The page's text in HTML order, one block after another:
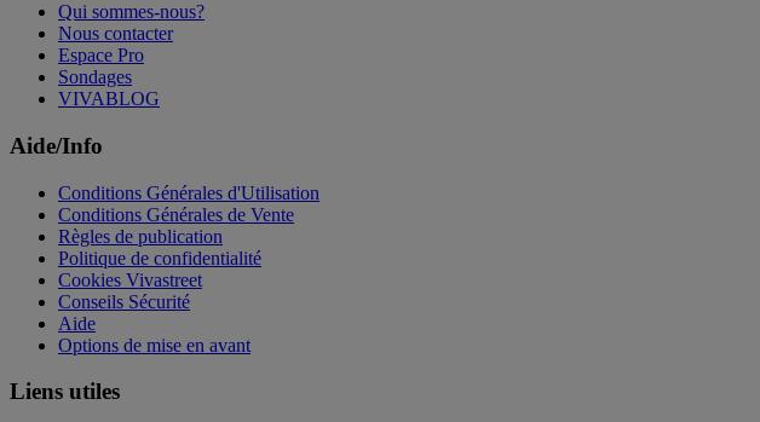
Qui sommes-nous?
Nous contacter
Espace Pro
Sondages
VIVABLOG
Aide/Info
Conditions Générales d'Utilisation
Conditions Générales de Vente
Règles de publication
Politique de confidentialité
Cookies Vivastreet
Conseils Sécurité
Aide
Options de mise en avant
Liens utiles